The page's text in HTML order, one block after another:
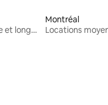
Locations moyenne et longue durée
Montréal